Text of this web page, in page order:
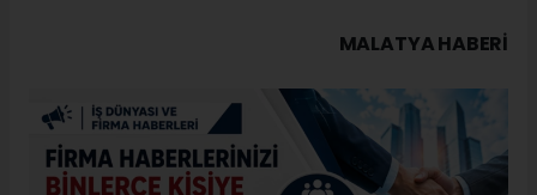
MALATYA HABERİ